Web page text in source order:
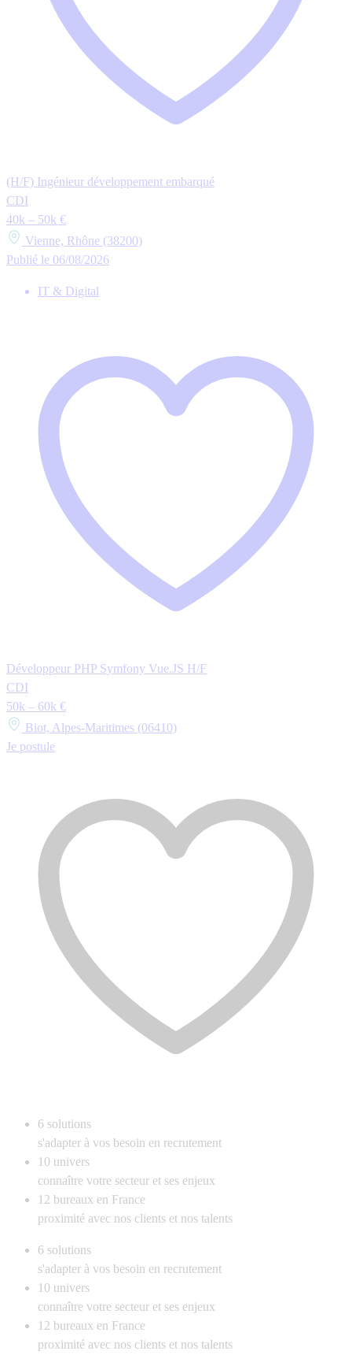
(H/F) Ingénieur développement embarqué
CDI
40k – 50k €
Vienne, Rhône (38200)
Publié le 06/08/2026
IT & Digital
Développeur PHP Symfony Vue.JS H/F
CDI
50k – 60k €
Biot, Alpes-Maritimes (06410)
Je postule
6 solutions
s'adapter à vos besoin en recrutement
10 univers
connaître votre secteur et ses enjeux
12 bureaux en France
proximité avec nos clients et nos talents
6 solutions
s'adapter à vos besoin en recrutement
10 univers
connaître votre secteur et ses enjeux
12 bureaux en France
proximité avec nos clients et nos talents